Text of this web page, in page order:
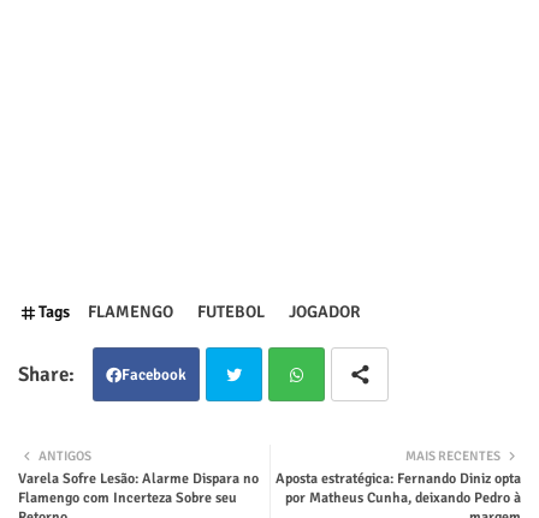
Tags FLAMENGO FUTEBOL JOGADOR
Facebook
ter tsap
MAIS RECENTES
Aposta estratégica: Fernando Diniz opta
por Matheus Cunha, deixando Pedro à
ANTIGOS
Varela Sofre Lesão: Alarme Dispara no
Flamengo com Incerteza Sobre seu